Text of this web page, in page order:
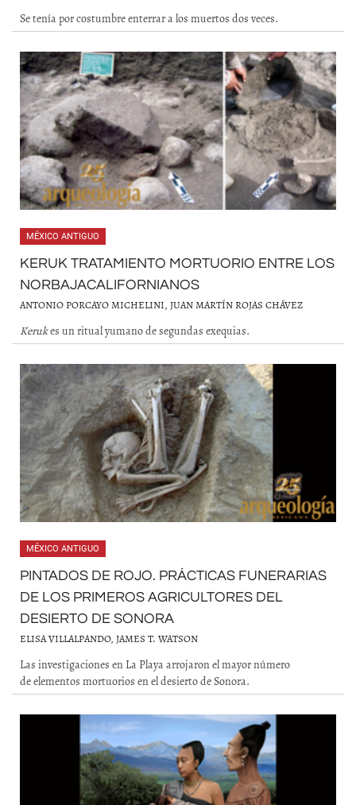
Se tenía por costumbre enterrar a los muertos dos veces.
MÉXICO ANTIGUO
KERUK TRATAMIENTO MORTUORIO ENTRE LOS
NORBAJACALIFORNIANOS
ANTONIO PORCAYO MICHELINI, JUAN MARTÍN ROJAS CHÁVEZ
Kerukes un ritual yumano de segundas exequias.
MÉXICO ANTIGUO
PINTADOS DE ROJO. PRÁCTICAS FUNERARIAS
DE LOS PRIMEROS AGRICULTORES DEL
DESIERTO DE SONORA
ELISA VILLALPANDO, JAMES T. WATSON
Las investigaciones en La Playa arrojaron el mayor número
de elementos mortuorios en el desierto de Sonora.